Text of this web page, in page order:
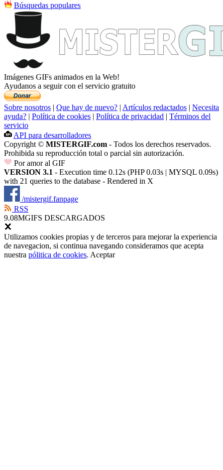
Búsquedas populares
Imágenes GIFs animados en la Web!
Ayudanos a seguir con el servicio gratuito
Sobre nosotros | Que hay de nuevo? | Artículos redactados | Necesita
ayuda? | Política de cookies | Política de privacidad | Términos del
servicio
API para desarrolladores
Copyright © MISTERGIF.com - Todos los derechos reservados.
Prohibida su reproducción total o parcial sin autorización.
Por amor al GIF
VERSION 3.1 - Execution time 0.12s (PHP 0.03s | MYSQL 0.09s)
with 21 queries to the database - Rendered in X
/mistergif.fanpage
RSS
9.08MGIFS DESCARGADOS
Utilizamos cookies propias y de terceros para mejorar la experiencia
de navegacion, si continua navegando consideramos que acepta
nuestra pólitica de cookies. Aceptar